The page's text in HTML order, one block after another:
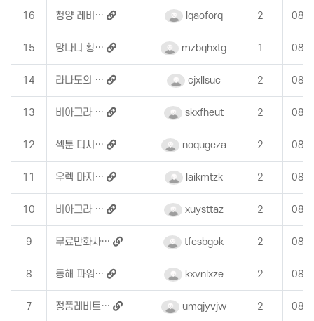
16 청양 레비… lqaoforq 2 08-
15 망나니 황… mzbqhxtg 1 08-
14 라나도의 … cjxllsuc 2 08-
13 비아그라 … skxfheut 2 08-
12 섹툰 디시… noqugeza 2 08-
11 우렉 마지… laikmtzk 2 08-
10 비아그라 … xuysttaz 2 08-
9 무료만화사… tfcsbgok 2 08-
8 동해 파워… kxvnlxze 2 08-
7 정품레비트… umqjyvjw 2 08-